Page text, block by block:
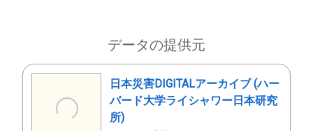
データの提供元
日本災害DIGITALアーカイブ (ハー
バード大学ライシャワー日本研究
所)